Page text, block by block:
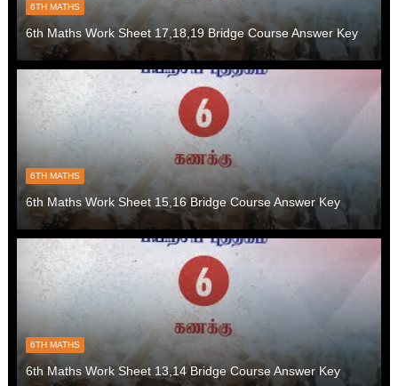
6TH MATHS
6th Maths Work Sheet 17,18,19 Bridge Course Answer Key
6TH MATHS
6th Maths Work Sheet 15,16 Bridge Course Answer Key
6TH MATHS
6th Maths Work Sheet 13,14 Bridge Course Answer Key